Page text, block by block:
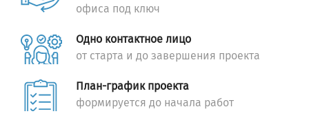
офиса под ключ
Одно контактное лицо
от старта и до завершения проекта
План-график проекта
формируется до начала работ